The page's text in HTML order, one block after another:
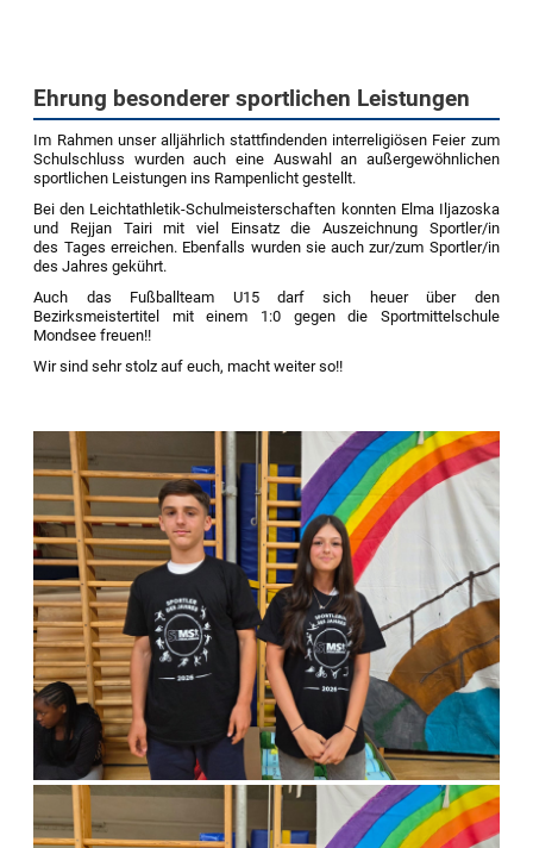
Ehrung besonderer sportlichen Leistungen
Im Rahmen unser alljährlich stattfindenden interreligiösen Feier zum
Schulschluss wurden auch eine Auswahl an außergewöhnlichen
sportlichen Leistungen ins Rampenlicht gestellt.
Bei den Leichtathletik-Schulmeisterschaften konnten Elma Iljazoska
und Rejjan Tairi mit viel Einsatz die Auszeichnung Sportler/in
des Tages erreichen. Ebenfalls wurden sie auch zur/zum Sportler/in
des Jahres gekührt.
Auch das Fußballteam U15 darf sich heuer über den
Bezirksmeistertitel mit einem 1:0 gegen die Sportmittelschule
Mondsee freuen!!
Wir sind sehr stolz auf euch, macht weiter so!!